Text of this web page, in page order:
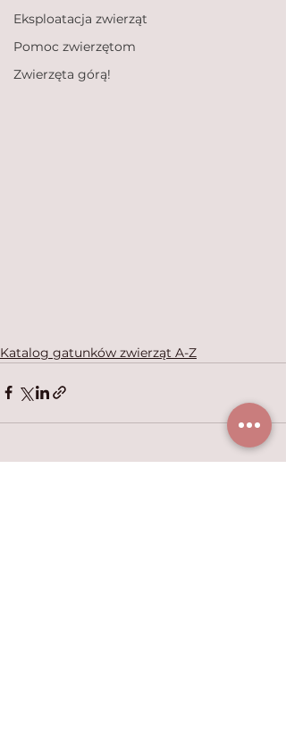
Eksploatacja zwierząt
Pomoc zwierzętom
Zwierzęta górą!
Katalog gatunków zwierząt A-Z